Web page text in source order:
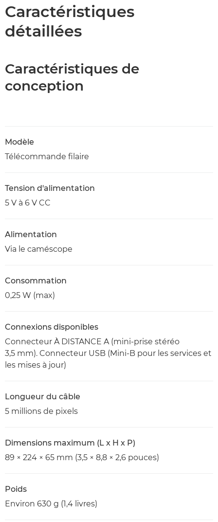
Caractéristiques
détaillées
Caractéristiques de
conception
Modèle
Télécommande filaire
Tension d'alimentation
5 V à 6 V CC
Alimentation
Via le caméscope
Consommation
0,25 W (max)
Connexions disponibles
Connecteur À DISTANCE A (mini-prise stéréo
3,5 mm). Connecteur USB (Mini-B pour les services et
les mises à jour)
Longueur du câble
5 millions de pixels
Dimensions maximum (L x H x P)
89 × 224 × 65 mm (3,5 × 8,8 × 2,6 pouces)
Poids
Environ 630 g (1,4 livres)